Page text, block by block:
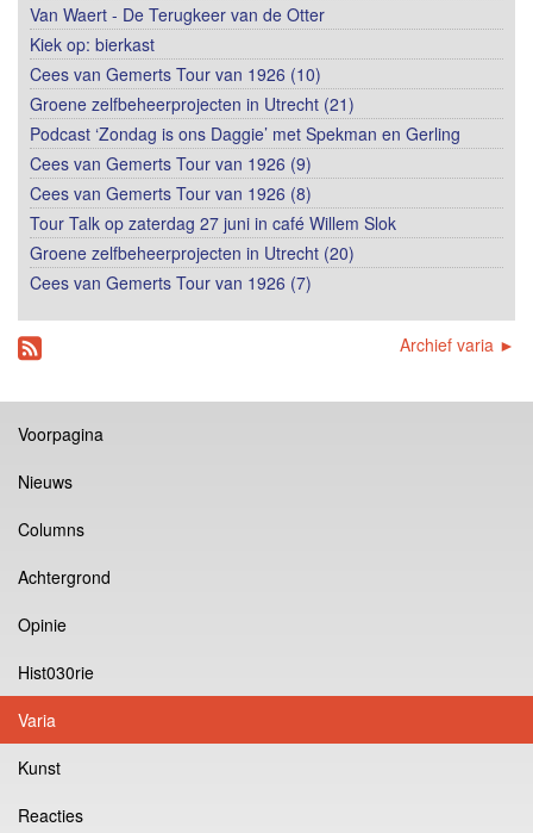
Van Waert - De Terugkeer van de Otter
Kiek op: bierkast
Cees van Gemerts Tour van 1926 (10)
Groene zelfbeheerprojecten in Utrecht (21)
Podcast ‘Zondag is ons Daggie’ met Spekman en Gerling
Cees van Gemerts Tour van 1926 (9)
Cees van Gemerts Tour van 1926 (8)
Tour Talk op zaterdag 27 juni in café Willem Slok
Groene zelfbeheerprojecten in Utrecht (20)
Cees van Gemerts Tour van 1926 (7)
Archief varia ►
Voorpagina
Nieuws
Columns
Achtergrond
Opinie
Hist030rie
Varia
Kunst
Reacties